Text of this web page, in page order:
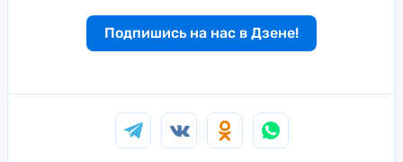
Подпишись на нас в Дзене!